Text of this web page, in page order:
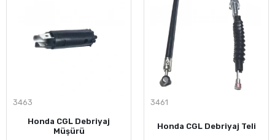
3463
Honda CGL Debriyaj
Müşürü
3461
Honda CGL Debriyaj Teli